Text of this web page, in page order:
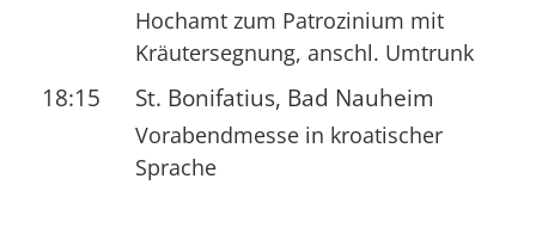
Hochamt zum Patrozinium mit
Kräutersegnung, anschl. Umtrunk
18:15 St. Bonifatius, Bad Nauheim
Vorabendmesse in kroatischer
Sprache